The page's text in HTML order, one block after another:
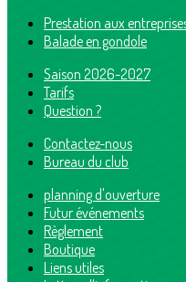
Prestation aux
Balade en gondole
Saison 2026-2027
Tarifs
Question ?
Contactez-nous
Bureau du club
planning d'ouverture
Futur événements
Règlement
Boutique
Liens utiles